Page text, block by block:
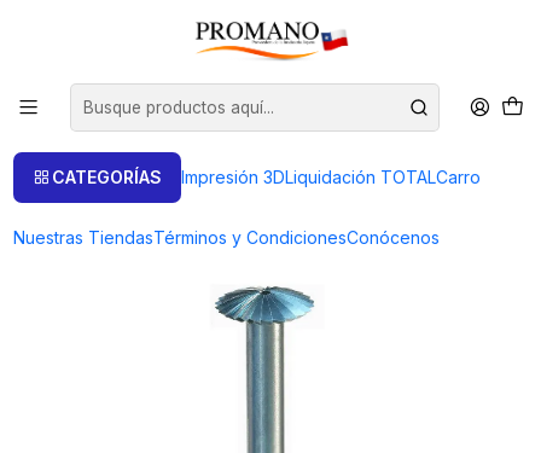
CATEGORÍAS Impresión 3DLiquidación TOTALCarro
Nuestras TiendasTérminos y CondicionesConócenos
Perforación Corte
FRESA CORTE CUCHILLO 2.1 MM. SUPER Q